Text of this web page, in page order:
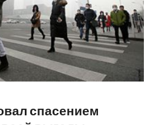
спасением